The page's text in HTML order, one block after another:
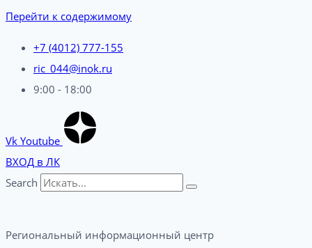
Перейти к содержимому
+7 (4012) 777-155
ric_044@inok.ru
9:00 - 18:00
Vk Youtube
ВХОД в ЛК
Search
Региональный информационный центр